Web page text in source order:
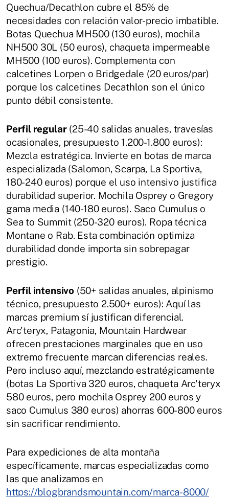
Quechua/Decathlon cubre el 85% de
necesidades con relación valor-precio imbatible.
Botas Quechua MH500 (130 euros), mochila
NH500 30L (50 euros), chaqueta impermeable
MH500 (100 euros). Complementa con
calcetines Lorpen o Bridgedale (20 euros/par)
porque los calcetines Decathlon son el único
punto débil consistente.
Perfil regular(25-40 salidas anuales, travesías
ocasionales, presupuesto 1.200-1.800 euros):
Mezcla estratégica. Invierte en botas de marca
especializada (Salomon, Scarpa, La Sportiva,
180-240 euros) porque el uso intensivo justifica
durabilidad superior. Mochila Osprey o Gregory
gama media (140-180 euros). Saco Cumulus o
Sea to Summit (250-320 euros). Ropa técnica
Montane o Rab. Esta combinación optimiza
durabilidad donde importa sin sobrepagar
prestigio.
Perfil intensivo(50+ salidas anuales, alpinismo
técnico, presupuesto 2.500+ euros): Aquí las
marcas premium sí justifican diferencial.
Arc'teryx, Patagonia, Mountain Hardwear
ofrecen prestaciones marginales que en uso
extremo frecuente marcan diferencias reales.
Pero incluso aquí, mezclando estratégicamente
(botas La Sportiva 320 euros, chaqueta Arc'teryx
580 euros, pero mochila Osprey 200 euros y
saco Cumulus 380 euros) ahorras 600-800 euros
sin sacrificar rendimiento.
Para expediciones de alta montaña
específicamente, marcas especializadas como
las que analizamos en
https://blogbrandsmountain.com/marca-8000/